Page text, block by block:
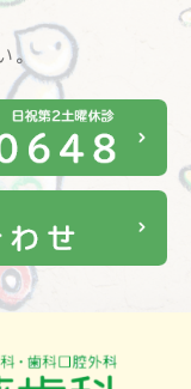
。